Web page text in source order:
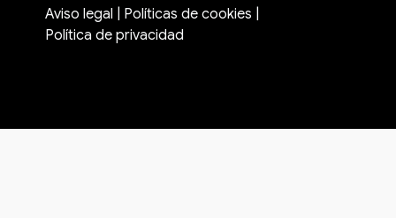
Aviso legal Políticas de cookies
Política de privacidad